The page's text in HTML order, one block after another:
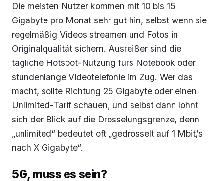
Die meisten Nutzer kommen mit 10 bis 15
Gigabyte pro Monat sehr gut hin, selbst wenn sie
regelmäßig Videos streamen und Fotos in
Originalqualität sichern. Ausreißer sind die
tägliche Hotspot-Nutzung fürs Notebook oder
stundenlange Videotelefonie im Zug. Wer das
macht, sollte Richtung 25 Gigabyte oder einen
Unlimited-Tarif schauen, und selbst dann lohnt
sich der Blick auf die Drosselungsgrenze, denn
„unlimited“ bedeutet oft „gedrosselt auf 1 Mbit/s
nach X Gigabyte“.
5G, muss es sein?